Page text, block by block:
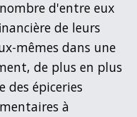
d'entre eux
de leurs
mêmes dans une
de plus en plus
des épiceries
à